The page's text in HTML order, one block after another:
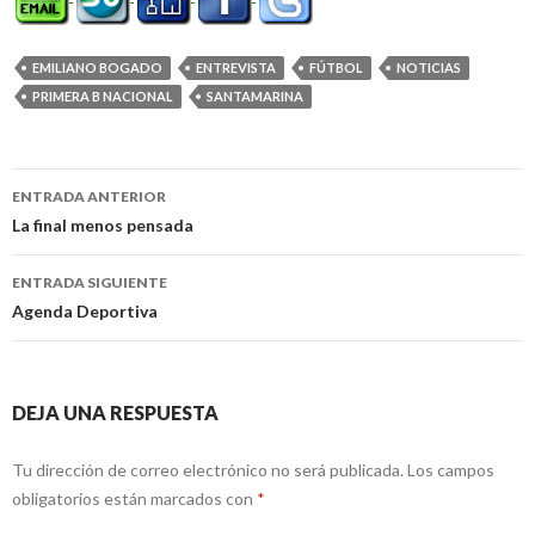
EMILIANO BOGADO ENTREVISTA FÚTBOL
NOTICIAS
PRIMERA B NACIONAL
SANTAMARINA
Navegación
de
entradas
ENTRADA ANTERIOR
La final menos pensada
ENTRADA SIGUIENTE
Agenda Deportiva
DEJA UNA RESPUESTA
Tu dirección de correo electrónico no será publicada. Los campos
obligatorios están marcados con *